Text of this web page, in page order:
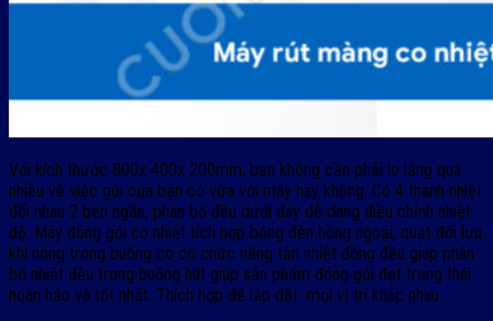
Với kích thước 800x 400x 200mm, bạn không cần phải lo lắng quá
nhiều về việc gói của bạn có vừa với máy hay không. Có 4 thanh nhiệt
đối nhau 2 bên ngăn, phân bố đều dưới đáy dễ dàng điều chỉnh nhiệt
độ. Máy đóng gói co nhiệt tích hợp bóng đèn hồng ngoại, quạt đối lưu
khí nóng trong buồng co có chức năng tản nhiệt đồng đều giúp phân
bổ nhiệt đều trong buồng hút giúp sản phẩm đóng gói đạt trạng thái
hoàn hảo và tốt nhất. Thích hợp để lắp đặt mọi vị trí khác nhau.